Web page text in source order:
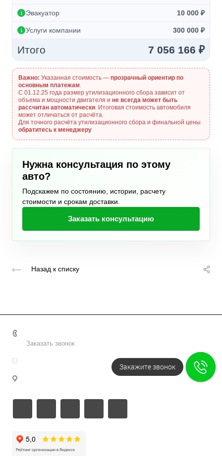
Эвакуатор 10 000 ₽
Услуги компании 300 000 ₽
Итого 7 056 166 ₽
Важно: Указанная стоимость — прозрачный ориентир по
основным платежам.
С 01.12.25 года размер утилизационного сбора зависит от
объема и мощности двигателя и не всегда может быть
рассчитан автоматически. Итоговая стоимость автомобиля
может отличаться от расчёта.
Для точного расчёта утилизационного сбора и финальной цены
обратитесь к менеджеру
Нужна консультация по этому
авто?
Подскажем по состоянию, истории, расчету
стоимости и срокам доставки.
Заказать консультацию
Назад к списку
Заказать звонок
Закажите звонок